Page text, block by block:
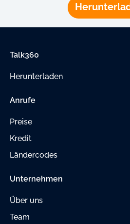
Talk360
Herunterladen
Anrufe
Preise
Kredit
Ländercodes
Unternehmen
Über uns
Team